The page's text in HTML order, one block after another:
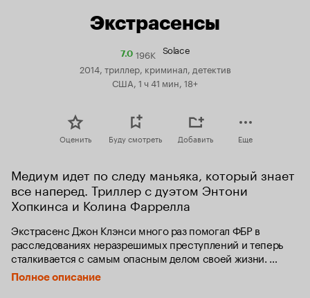
Экстрасенсы
7.0Рейтинг
7.0
196K Solace
2014, триллер, криминал, детектив
США, 1 ч 41 мин, 18+
Оценить Буду смотреть Добавить Еще
Медиум идет по следу маньяка, который знает
все наперед. Триллер с дуэтом Энтони
Хопкинса и Колина Фаррелла
Экстрасенс Джон Клэнси много раз помогал ФБР в
расследованиях неразрешимых преступлений и теперь
сталкивается с самым опасным делом своей жизни.
Его способность видеть прошлое и отчасти будущее
оказывается бессильна перед
Полное описание